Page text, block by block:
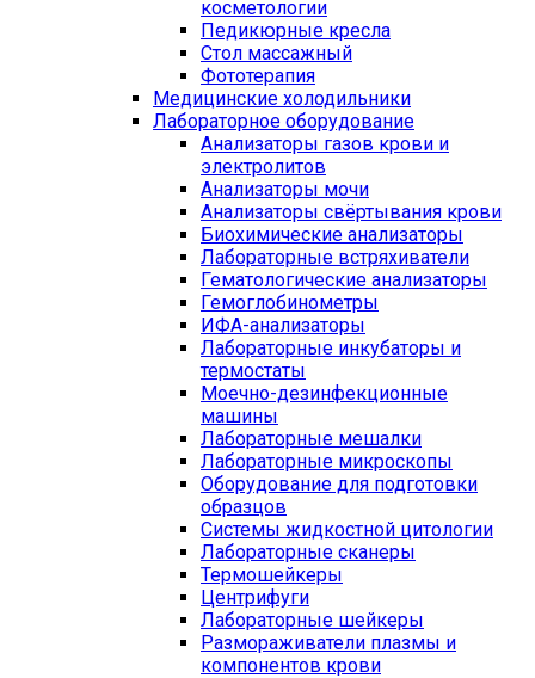
косметологии
Педикюрные кресла
Стол массажный
Фототерапия
Медицинские холодильники
Лабораторное оборудование
Анализаторы газов крови и
электролитов
Анализаторы мочи
Анализаторы свёртывания крови
Биохимические анализаторы
Лабораторные встряхиватели
Гематологические анализаторы
Гемоглобинометры
ИФА-анализаторы
Лабораторные инкубаторы и
термостаты
Моечно-дезинфекционные
машины
Лабораторные мешалки
Лабораторные микроскопы
Оборудование для подготовки
образцов
Системы жидкостной цитологии
Лабораторные сканеры
Термошейкеры
Центрифуги
Лабораторные шейкеры
Размораживатели плазмы и
компонентов крови